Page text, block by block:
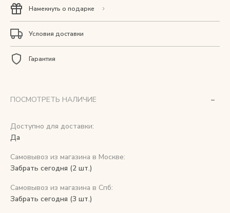
Одежда
Подарочная карта
Снимаем с производства
Косметика для ухода
О нас
Контакты
Намекнуть о подарке
Условия доставки
Гарантия
ПОСМОТРЕТЬ НАЛИЧИЕ
Доступно для доставки:
Да
Самовывоз из магазина в Москве:
Забрать сегодня (2 шт.)
Самовывоз из магазина в Спб:
Забрать сегодня (3 шт.)